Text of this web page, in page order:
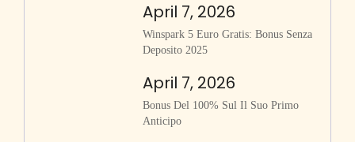
April 7, 2026
Winspark 5 Euro Gratis: Bonus Senza
Deposito 2025
April 7, 2026
Bonus Del 100% Sul Il Suo Primo
Anticipo